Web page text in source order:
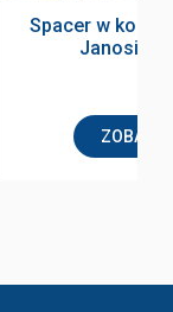
Spacer w
Janosik
ZOBACZ